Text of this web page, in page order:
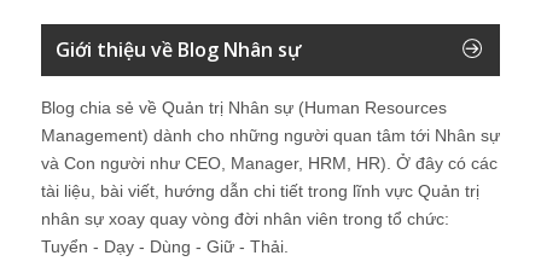
Giới thiệu về Blog Nhân sự
Blog chia sẻ về Quản trị Nhân sự (Human Resources
Management) dành cho những người quan tâm tới Nhân sự
và Con người như CEO, Manager, HRM, HR). Ở đây có các
tài liệu, bài viết, hướng dẫn chi tiết trong lĩnh vực Quản trị
nhân sự xoay quay vòng đời nhân viên trong tổ chức:
Tuyển - Dạy - Dùng - Giữ - Thải.